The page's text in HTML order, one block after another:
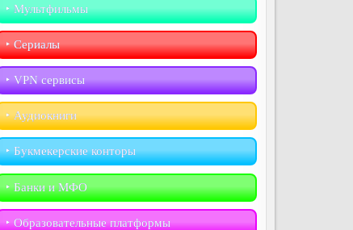
‣︎ Мультфильмы
‣︎ Сериалы
‣︎ VPN сервисы
‣︎ Аудиокниги
‣︎ Букмекерские конторы
‣︎ Банки и МФО
‣︎ Образовательные платформы